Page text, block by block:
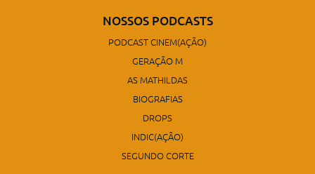
NOSSOS PODCASTS
PODCAST CINEM(AÇÃO)
GERAÇÃO M
AS MATHILDAS
BIOGRAFIAS
DROPS
INDIC(AÇÃO)
SEGUNDO CORTE